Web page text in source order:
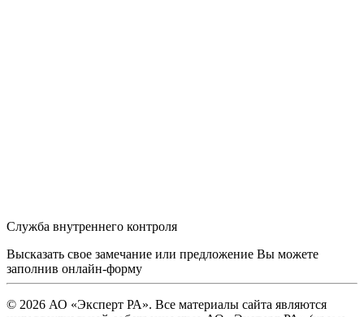
Служба внутреннего контроля
Высказать свое замечание или предложение Вы можете
заполнив онлайн-форму
© 2026 АО «Эксперт РА». Все материалы сайта являются